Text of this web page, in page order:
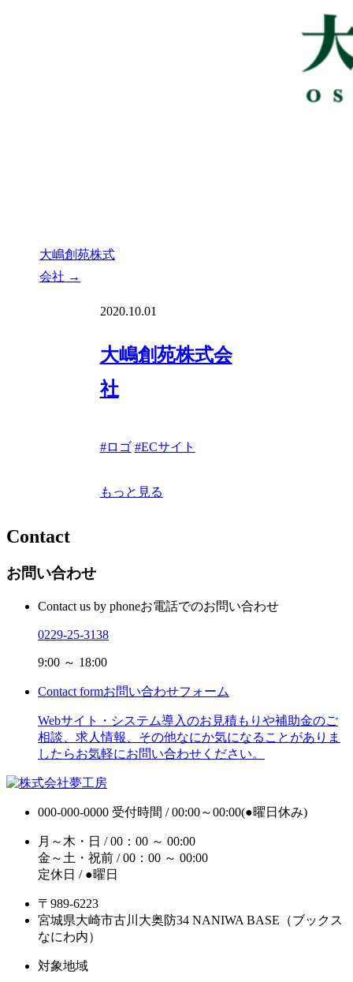
大嶋創苑株式
会社 →
2020.10.01
大嶋創苑株式会
社
#ロゴ #ECサイト
もっと見る
Contact
お問い合わせ
Contact us by phoneお電話でのお問い合わせ
0229-25-3138
9:00 ～ 18:00
Contact formお問い合わせフォーム
Webサイト・システム導入のお見積もりや補助金のご
相談、求人情報、その他なにか気になることがありま
したらお気軽にお問い合わせください。
000-000-0000 受付時間 / 00:00～00:00(●曜日休み)
月～木・日 / 00：00 ～ 00:00
金～土・祝前 / 00：00 ～ 00:00
定休日 / ●曜日
〒989-6223
宮城県大崎市古川大奥防34 NANIWA BASE（ブックス
なにわ内）
対象地域